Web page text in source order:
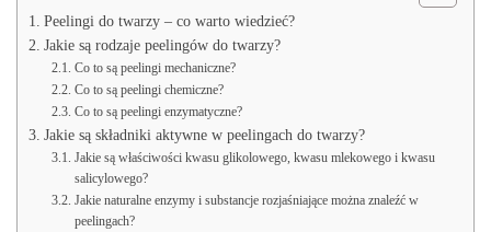
Peelingi do twarzy – co warto wiedzieć?
Jakie są rodzaje peelingów do twarzy?
Co to są peelingi mechaniczne?
Co to są peelingi chemiczne?
Co to są peelingi enzymatyczne?
Jakie są składniki aktywne w peelingach do twarzy?
Jakie są właściwości kwasu glikolowego, kwasu mlekowego i kwasu
salicylowego?
Jakie naturalne enzymy i substancje rozjaśniające można znaleźć w
peelingach?